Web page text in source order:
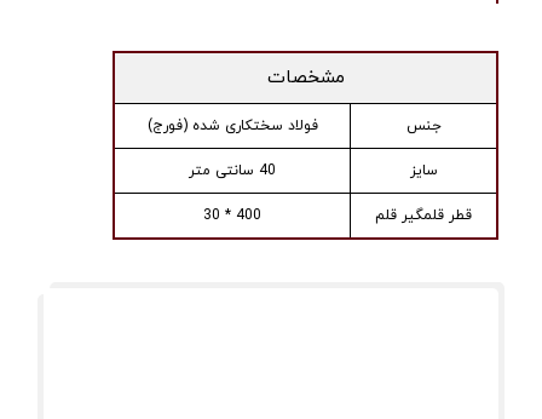
مشخصات
جنس فولاد سختکاری شده (فورج)
سایز 40 سانتی متر
قطر قلمگیر قلم 400 * 30